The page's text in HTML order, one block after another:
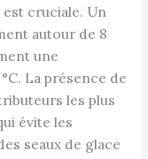
cruciale. Un
autour de 8
une
La présence de
les plus
évite les
seaux de glace